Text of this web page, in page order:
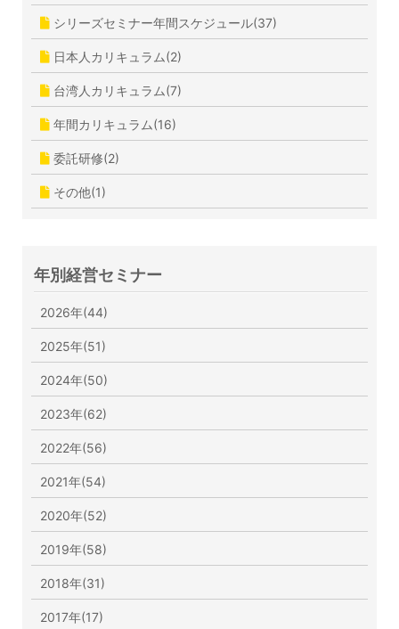
シリーズセミナー年間スケジュール(37)
日本人カリキュラム(2)
台湾人カリキュラム(7)
年間カリキュラム(16)
委託研修(2)
その他(1)
年別経営セミナー
2026年(44)
2025年(51)
2024年(50)
2023年(62)
2022年(56)
2021年(54)
2020年(52)
2019年(58)
2018年(31)
2017年(17)